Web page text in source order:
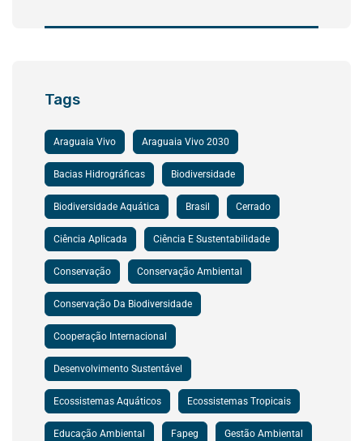
Tags
Araguaia Vivo Araguaia Vivo 2030
Bacias Hidrográficas Biodiversidade
Biodiversidade Aquática Brasil Cerrado
Ciência Aplicada Ciência E Sustentabilidade
Conservação Conservação Ambiental
Conservação Da Biodiversidade
Cooperação Internacional
Desenvolvimento Sustentável
Ecossistemas Aquáticos Ecossistemas Tropicais
Educação Ambiental Fapeg Gestão Ambiental